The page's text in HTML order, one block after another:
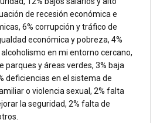
de recesión económica e
6% corrupción y tráfico de
económica y pobreza, 4%
en mi entorno cercano,
parques y áreas verdes, 3% baja
deficiencias en el sistema de
o violencia sexual, 2% falta
la seguridad, 2% falta de